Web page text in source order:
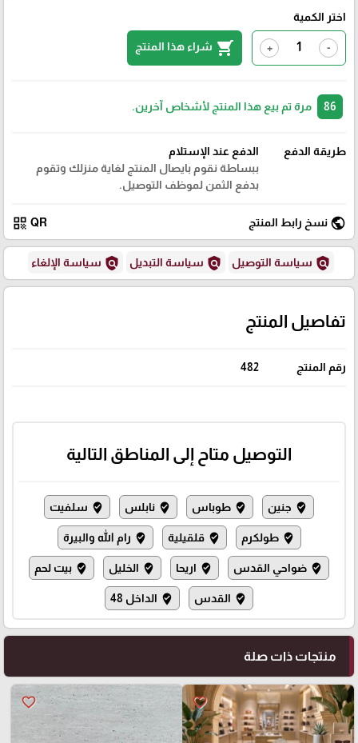
اختر الكمية
-
+
shopping_cart شراء هذا المنتج
مرة تم بيع هذا المنتج لأشخاص آخرين.
طريقة الدفع
الدفع عند الإستلام
ببساطة نقوم بايصال المنتج لغاية منزلك وتقوم
بدفع الثمن لموظف التوصيل.
public نسخ رابط المنتج QR
qr_code
policy سياسة التوصيل policy سياسة التبديل policy سياسة الإلغاء
تفاصيل المنتج
رقم المنتج 482
التوصيل متاح إلى المناطق التالية
where_to_vote جنين where_to_vote طوباس where_to_vote نابلس where_to_vote سلفيت
where_to_vote طولكرم where_to_vote قلقيلية where_to_vote رام الله والبيرة
where_to_vote ضواحي القدس where_to_vote اريحا where_to_vote الخليل where_to_vote بيت لحم
where_to_vote القدس where_to_vote الداخل 48
منتجات ذات صلة
favorite_border
favorite_border